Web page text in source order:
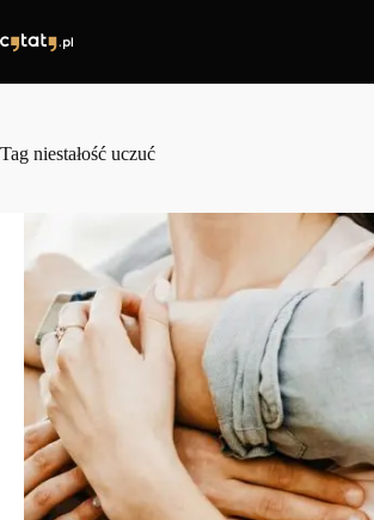
treści
Tag niestałość uczuć